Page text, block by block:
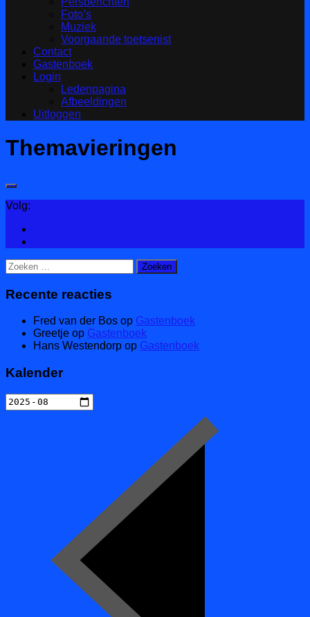
Foto’s
Muziek
Voorgaande toetsenist
Contact
Gastenboek
Login
Ledenpagina
Afbeeldingen
Uitloggen
Themavieringen
Volg:
Zoeken
naar:
Recente reacties
Fred van der Bos op Gastenboek
Greetje op Gastenboek
Hans Westendorp op Gastenboek
Kalender